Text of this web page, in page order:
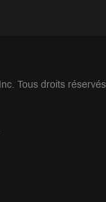
Tous droits réservés